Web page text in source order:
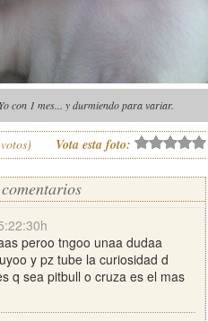
Yo con 1 mes... y durmiendo para variar.
votos) Vota esta foto:
peroo tngoo unaa dudaa
y pz tube la curiosidad d
q sea pitbull o cruza es el mas